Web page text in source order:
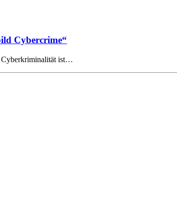
Cybercrime“
Cyberkriminalität ist…